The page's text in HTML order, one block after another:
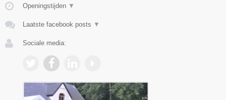
Openingstijden ▼
Laatste facebook posts ▼
Sociale media: